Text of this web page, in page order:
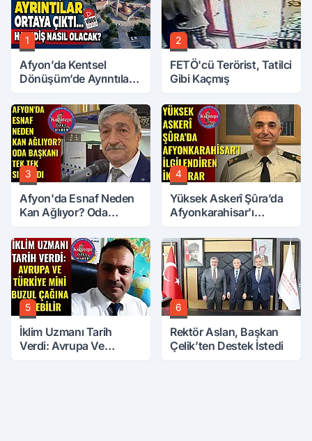
1
Afyon’da Kentsel
Dönüşüm’de Ayrıntılar
Nasıl Olacak?
2
FETÖ'cü Terörist, Tatilci
Gibi Kaçmış
3
Afyon'da Esnaf Neden
Kan Ağlıyor? Oda
4
Yüksek Askerî Şûra’da
Afyonkarahisar'ı
5
İklim Uzmanı Tarih
Verdi: Avrupa Ve
6
Rektör Aslan, Başkan
Çelik’ten Destek İstedi